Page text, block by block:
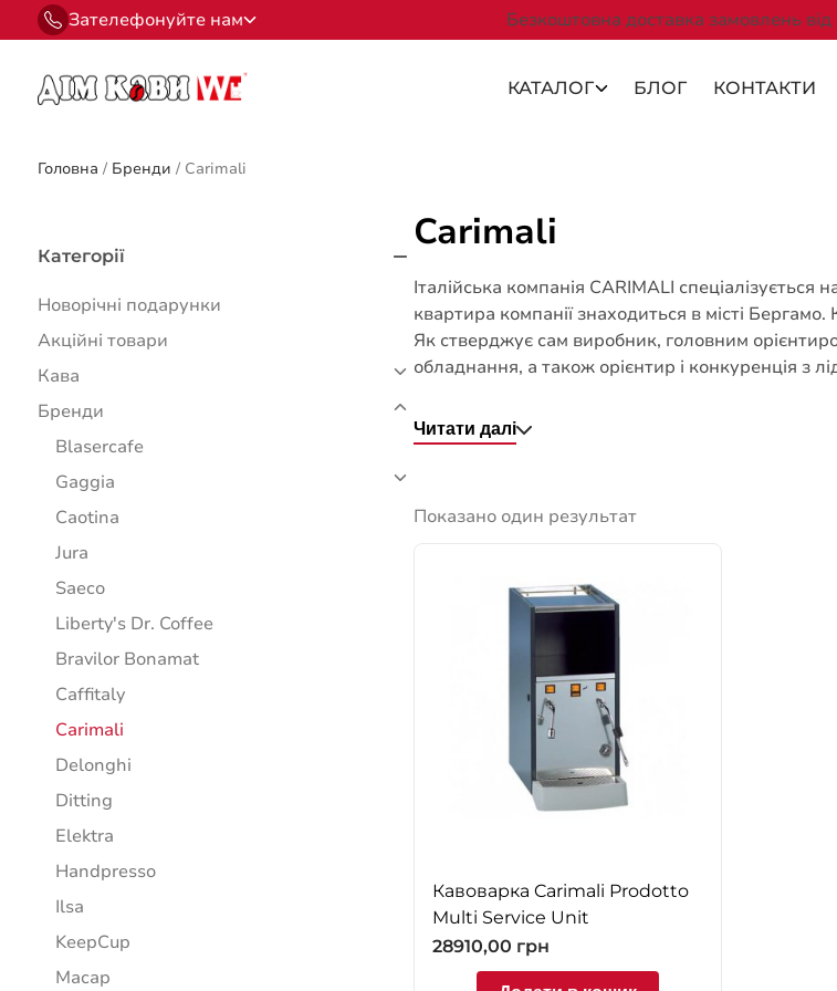
Зателефонуйте нам Безкоштовна доставка замовлень
КАТАЛОГ БЛОГ КОНТАКТИ
Головна / Бренди / Carimali
Категорії
Новорічні подарунки
Акційні товари
Кава
Бренди
Blasercafe
Gaggia
Caotina
Jura
Saeco
Liberty's Dr. Coffee
Bravilor Bonamat
Caffitaly
Carimali
Delonghi
Ditting
Elektra
Handpresso
Ilsa
KeepCup
Macap
Carimali
Італійська компанія CARIMALI
квартира компанії знаходиться в місті
Як стверджує сам виробник, головним
обладнання, а також орієнтир і конкуренція з
Читати далі
Показано один результат
Кавоварка Carimali Prodotto
Multi Service Unit
28910,00 грн